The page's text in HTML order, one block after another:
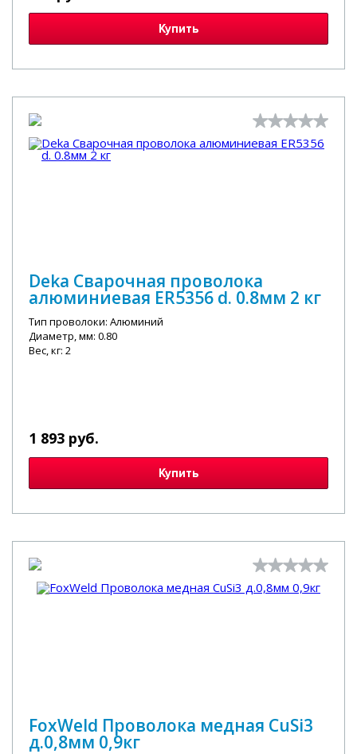
Купить
Deka Сварочная проволока
алюминиевая ER5356 d. 0.8мм 2 кг
Тип проволоки: Алюминий
Диаметр, мм: 0.80
Вес, кг: 2
1 893 руб.
Купить
FoxWeld Проволока медная CuSi3
д.0,8мм 0,9кг